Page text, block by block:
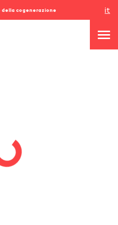
della cogenerazione it